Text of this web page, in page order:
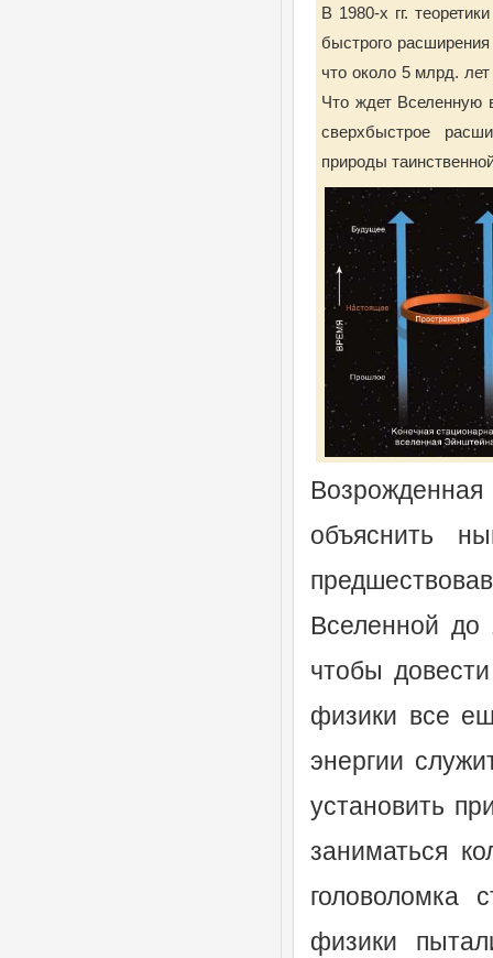
В 1980-х гг.
быстрого
что около 5 млрд.
Что ждет Вселенную
сверхбыстрое
природы
Возрожденная
объяснить
Вселенной до
чтобы
физики все
энергии
установить
заниматься
головоломка
физики